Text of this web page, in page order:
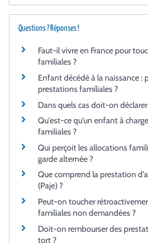
Questions ? Réponses !
Faut-il vivre en France pour
familiales ?
Enfant décédé à la naissance :
prestations familiales ?
Dans quels cas doit-on
Qu'est-ce qu'un enfant à
familiales ?
Qui perçoit les allocations
garde alternée ?
Que comprend la prestation
(Paje) ?
Peut-on toucher
familiales non demandées ?
Doit-on rembourser des
tort ?